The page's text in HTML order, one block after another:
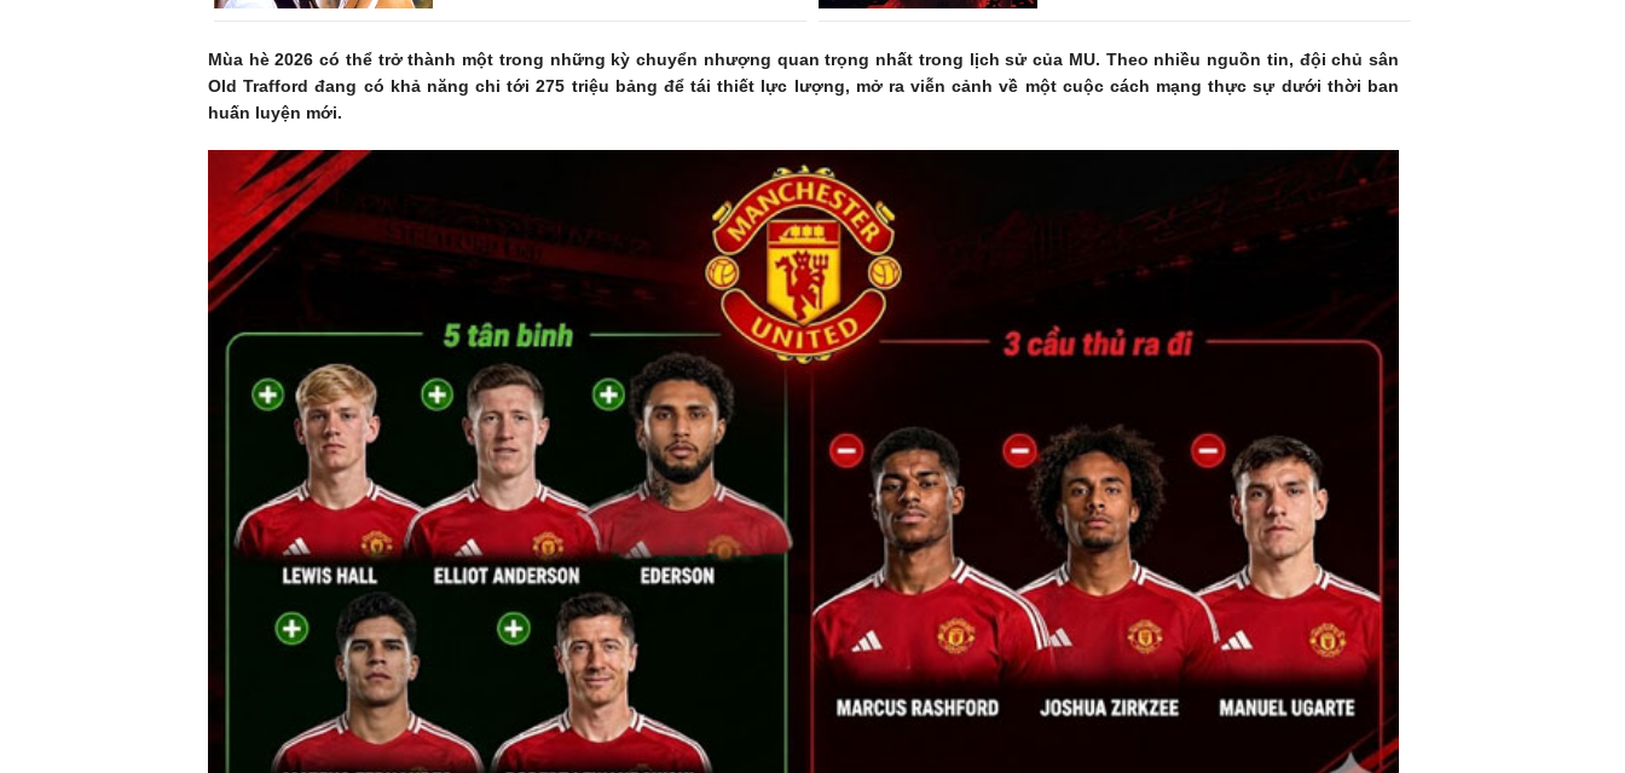
Mùa hè 2026 có thể trở thành một trong những kỳ chuyển nhượng quan trọng nhất trong lịch sử của MU. Theo nhiều nguồn tin, đội chủ sân
Old Trafford đang có khả năng chi tới 275 triệu bảng để tái thiết lực lượng, mở ra viễn cảnh về một cuộc cách mạng thực sự dưới thời ban
huấn luyện mới.